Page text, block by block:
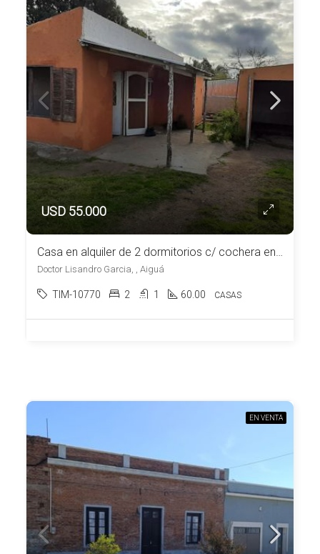
USD 55.000
Casa en alquiler de 2 dormitorios c/ cochera en Aiguá
Doctor Lisandro Garcia, , Aiguá
TIM-10770 2 1 60.00 CASAS
EN VENTA